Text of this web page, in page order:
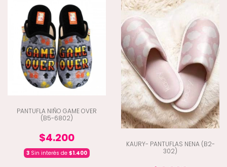
PANTUFLA NIÑO GAME OVER
(B5-6802)
$4.200
3 Sin interés de $1.400
KAURY- PANTUFLAS NENA (B2-
302)